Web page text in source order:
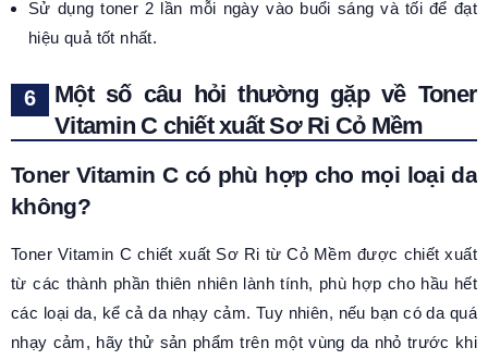
Sử dụng toner 2 lần mỗi ngày vào buổi sáng và tối để đạt
hiệu quả tốt nhất.
Một số câu hỏi thường gặp về Toner
Vitamin C chiết xuất Sơ Ri Cỏ Mềm
Toner Vitamin C có phù hợp cho mọi loại da
không?
Toner Vitamin C chiết xuất Sơ Ri từ Cỏ Mềm được chiết xuất
từ các thành phần thiên nhiên lành tính, phù hợp cho hầu hết
các loại da, kể cả da nhạy cảm. Tuy nhiên, nếu bạn có da quá
nhạy cảm, hãy thử sản phẩm trên một vùng da nhỏ trước khi